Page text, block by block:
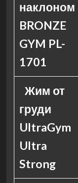
наклоном
BRONZE
GYM PL-
1701
Жим от
груди
UltraGym
Ultra
Strong